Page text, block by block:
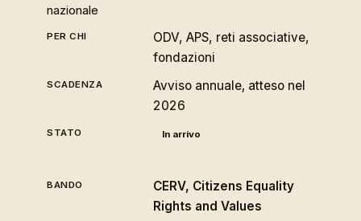
nazionale
ODV, APS, reti associative,
fondazioni
Avviso annuale, atteso nel
2026
In arrivo
CERV, Citizens Equality
Rights and Values